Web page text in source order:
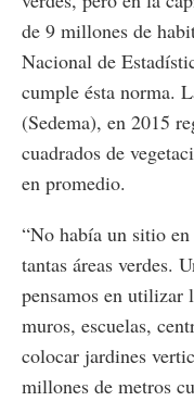
de 9 millones de
Nacional de
cumple ésta norma.
(Sedema), en 2015
cuadrados de
en promedio.
“No había un sitio
tantas áreas verdes.
pensamos en utilizar
muros, escuelas,
colocar jardines
millones de metros